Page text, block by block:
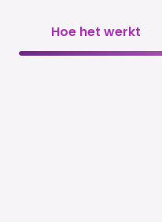
Hoe het werkt